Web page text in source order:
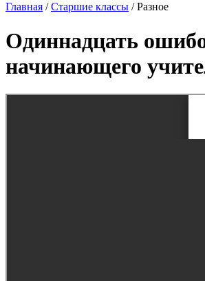
Главная /Старшие классы /Разное
Одиннадцать
начинающего